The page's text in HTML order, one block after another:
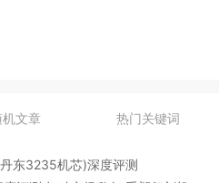
机文章 热门关键词
东3235机芯)深度评测